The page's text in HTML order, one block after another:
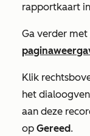
rapportkaart
Ga verder met
Klik
het
aan deze
op Gereed.